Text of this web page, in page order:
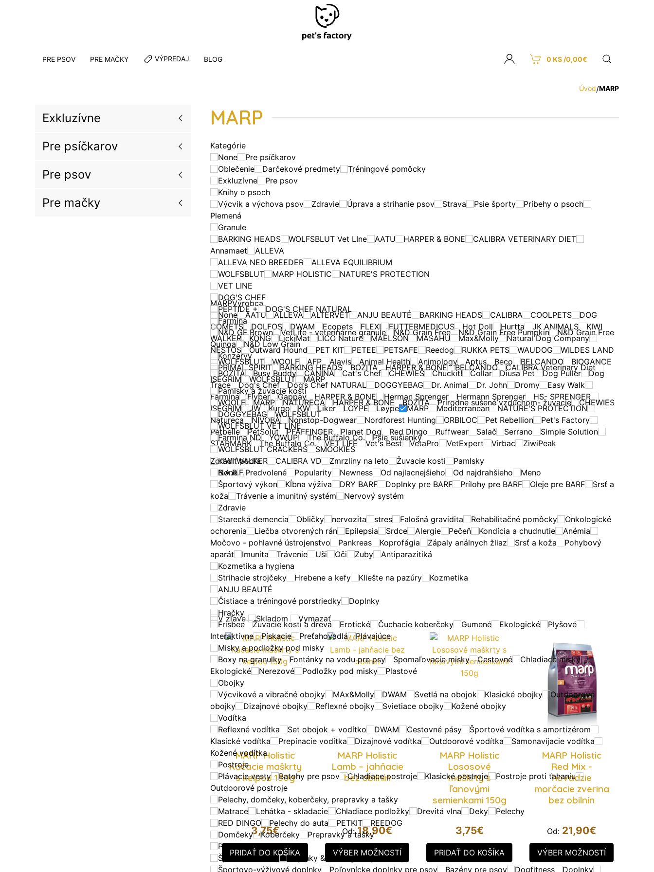
PRE PSOV PRE MAČKY VÝPREDAJ BLOG 0 KS /0,00€
Úvod/MARP
MARP
Kategórie
None
Pre psíčkarov
Oblečenie
Darčekové predmety
Tréningové pomôcky
Exkluzívne
Pre psov
Knihy o psoch
Výcvik a výchova psov
Zdravie Úprava a strihanie psov Strava Psie športy
Príbehy o psoch
Plemená
Granule
BARKING HEADS
WOLFSBLUT Vet LIne AATU HARPER & BONE
CALIBRA VETERINARY DIET
Annamaet
ALLEVA
ALLEVA NEO BREEDER
ALLEVA EQUILIBRIUM
WOLFSBLUT
MARP HOLISTIC
NATURE'S PROTECTION
VET LINE
DOG'S CHEF
PEPTIDE +
DOG'S CHEF NATURAL
Farmina
N&D GF Brown
VetLife - veterinárne granule N&D Grain Free N&D Grain Free Pumpkin
N&D Grain Free
Quinoa
N&D Low Grain
Konzervy
PRIMAL SPIRIT
BARKING HEADS BOZITA HARPER & BONE BELCANDO
CALIBRA Veterinary Diet
ISEGRIM
WOLFSBLUT
MARP
Pamlsky a žuvacie kosti
WOOLF
MARP NATURECA HARPER & BONE BOZITA Prírodne sušené vzduchom- žuvacie
CHEWIES
DOGGYEBAG
WOLFSBLUT
WOLFSBLUT VET LINE
Farmina ND
YOWUP! The Buffalo Co.
Psie sušienky
WOLFSBLUT CRACKERS
SMOOKIES
KIWI WALKER
CALIBRA VD Zmrzliny na leto Žuvacie kosti
Pamlsky
B.A.R.F.
Športový výkon
Kĺbna výživa DRY BARF Doplnky pre BARF Prílohy pre BARF Oleje pre BARF
Srsť a
koža
Trávenie a imunitný systém
Nervový systém
Zdravie
Starecká demencia
Obličky nervozita stres Falošná gravidita Rehabilitačné pomôcky
Onkologické
ochorenia
Liečba otvorených rán Epilepsia Srdce Alergie Pečeň Kondícia a chudnutie
Anémia
Močovo - pohlavné ústrojenstvo
Pankreas Koprofágia Zápaly análnych žliaz Srsť a koža
Pohybový
aparát
Imunita Trávenie Uši Oči Zuby
Antiparazitiká
Kozmetika a hygiena
Strihacie strojčeky
Hrebene a kefy Kliešte na pazúry
Kozmetika
ANJU BEAUTÉ
Čistiace a tréningové porstriedky
Doplnky
Hračky
Frisbee
Žuvacie kosti a drevá Erotické Čuchacie koberčeky Gumené Ekologické
Plyšové
Interaktívne
Pískacie Preťahovadlá
Plávajúce
Misky a podložky pod misky
Boxy na granulky
Fontánky na vodu pre psy Spomaľovacie misky Cestovné
Chladiace misky
Ekologické
Nerezové Podložky pod misky
Plastové
Obojky
Výcvikové a vibračné obojky
MAx&Molly DWAM Svetlá na obojok Klasické obojky
Outdoorové
obojky
Dizajnové obojky Reflexné obojky Svietiace obojky
Kožené obojky
Vodítka
Reflexné vodítka
Set obojok + vodítko DWAM Cestovné pásy
Športové vodítka s amortizérom
Klasické vodítka
Prepínacie vodítka Dizajnové vodítka Outdoorové vodítka
Samonavíjacie vodítka
Kožené vodítka
Postroje
Plávacie vesty
Batohy pre psov Chladiace postroje Klasické postroje
Postroje proti ťahaniu
Outdoorové postroje
Pelechy, domčeky, koberčeky, prepravky a tašky
Matrace
Lehátka - skladacie Chladiace podložky Drevitá vlna Deky
Pelechy
RED DINGO
Pelechy do auta PETKIT
REEDOG
Domčeky
Koberčeky
Prepravky a tašky
Prepravky SKUDO
Šport & Outdoor
Doplnky & Tréningové pomôcky
Športovo-výživové doplnky
Poľovnícke doplnky pre psov Bazény pre psov Dogfitness
Doplnky
MARPVýrobca
None
AATU ALLEVA ALTERVET ANJU BEAUTÉ BARKING HEADS CALIBRA COOLPETS
DOG
COMETS
DOLFOS DWAM Ecopets FLEXI FUTTERMEDICUS Hot Doll Hurtta JK ANIMALS
KIWI
WALKER
KONG LickiMat LICO Nature MAELSON MASAHU Max&Molly
Natural Dog Company
NESTOS
Outward Hound PET KIT PETEE PETSAFE Reedog RUKKA PETS WAUDOG
WILDES LAND
WOLFSBLUT
WOOLF AFP Alavis Animal Health Animology Aptus Beco BELCANDO
BIOGANCE
BOZITA
Busy Buddy CANINA Cat's Chef CHEWIES Chuckit! Collar Diusa Pet Dog Puller
Dog
Trace
Dog's Chef Dog’s Chef NATURAL DOGGYEBAG Dr. Animal Dr. John Dromy
Easy Walk
Farmina
Flyber Gappay HARPER & BONE Herman Sprenger Hermann Sprenger
HS- SPRENGER
ISEGRIM
JW Kurgo KW Liker LOYPE Løype MARP Mediterranean
NATURE'S PROTECTION
Natureca
NIVOBA Nonstop-Dogwear Nordforest Hunting ORBILOC Pet Rebellion
Pet's Factory
Petbelle
PetSolut PFAFFINGER Planet Dog Red Dingo Ruffwear Salač Serrano
Simple Solution
STARMARK
The Buffalo Co. VET LIFE Vet's Best VetaPro VetExpert Virbac
ZiwiPeak
Zoradiť podľa
None
Predvolené Popularity Newness Od najlacnejšieho Od najdrahšieho Meno
V zľave Skladom Vymazať
MARP Holistic
Kačacie maškrty
s kelpou 150g
3,75€
PRIDAŤ DO KOŠÍKA
MARP Holistic
Lamb – jahňacie
bez obilnín
Od:18,90€
VÝBER MOŽNOSTÍ
MARP Holistic
Lososové
maškrty s
ľanovými
semienkami 150g
3,75€
PRIDAŤ DO KOŠÍKA
MARP Holistic
Red Mix -
hovädzie
morčacie zverina
bez obilnín
Od: 21,90€
VÝBER MOŽNOSTÍ
Exkluzívne
Pre psíčkarov
Pre psov
Pre mačky